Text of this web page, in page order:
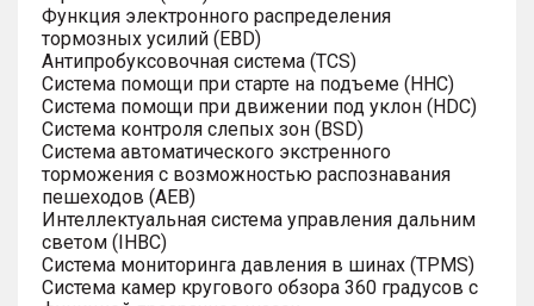
Функция электронного распределения
тормозных усилий (EBD)
Антипробуксовочная система (TCS)
Система помощи при старте на подъеме (HHC)
Система помощи при движении под уклон (HDC)
Система контроля слепых зон (BSD)
Система автоматического экстренного
торможения с возможностью распознавания
пешеходов (AEB)
Интеллектуальная система управления дальним
светом (IHBC)
Система мониторинга давления в шинах (TPMS)
Система камер кругового обзора 360 градусов с